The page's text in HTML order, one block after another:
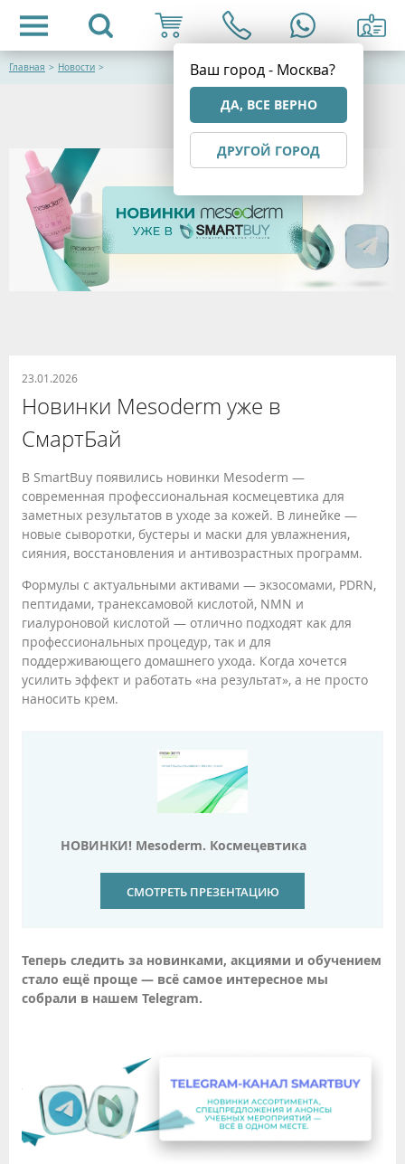
Ваш город - Москва?
ДА, ВСЕ ВЕРНО
ДРУГОЙ ГОРОД
Главная > Новости >
23.01.2026
Новинки Mesoderm уже в
СмартБай
В SmartBuy появились новинки Mesoderm —
современная профессиональная космецевтика для
заметных результатов в уходе за кожей. В линейке —
новые сыворотки, бустеры и маски для увлажнения,
сияния, восстановления и антивозрастных программ.
Формулы с актуальными активами — экзосомами, PDRN,
пептидами, транексамовой кислотой, NMN и
гиалуроновой кислотой — отлично подходят как для
профессиональных процедур, так и для
поддерживающего домашнего ухода. Когда хочется
усилить эффект и работать «на результат», а не просто
наносить крем.
НОВИНКИ! Mesoderm. Космецевтика
СМОТРЕТЬ ПРЕЗЕНТАЦИЮ
Теперь следить за новинками, акциями и обучением
стало ещё проще — всё самое интересное мы
собрали в нашем Telegram.